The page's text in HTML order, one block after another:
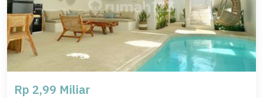
Rp 2,99 Miliar